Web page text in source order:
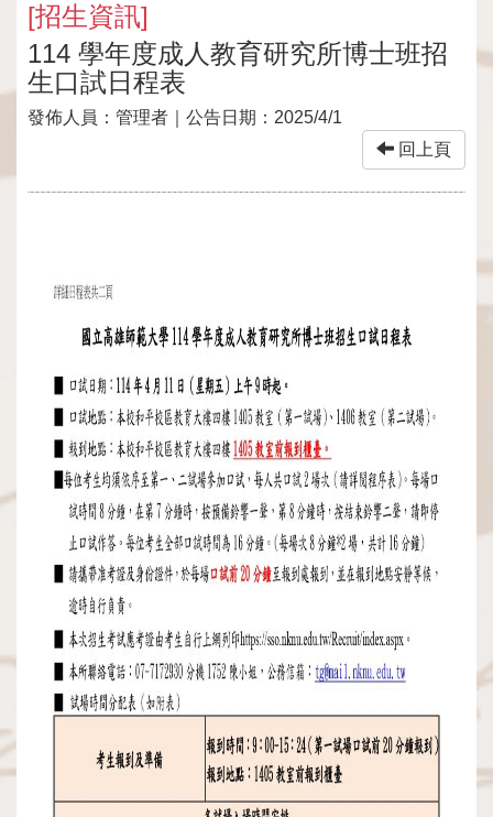
[招生資訊]
114 學年度成人教育研究所博士班招
生口試日程表
發佈人員： 管理者 ｜公告日期： 2025/4/1
回上頁